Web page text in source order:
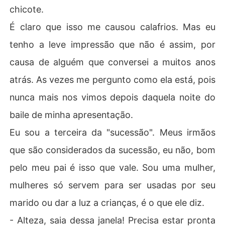
chicote.
É claro que isso me causou calafrios. Mas eu
tenho a leve impressão que não é assim, por
causa de alguém que conversei a muitos anos
atrás. As vezes me pergunto como ela está, pois
nunca mais nos vimos depois daquela noite do
baile de minha apresentação.
Eu sou a terceira da "sucessão". Meus irmãos
que são considerados da sucessão, eu não, bom
pelo meu pai é isso que vale. Sou uma mulher,
mulheres só servem para ser usadas por seu
marido ou dar a luz a crianças, é o que ele diz.
- Alteza, saia dessa janela! Precisa estar pronta